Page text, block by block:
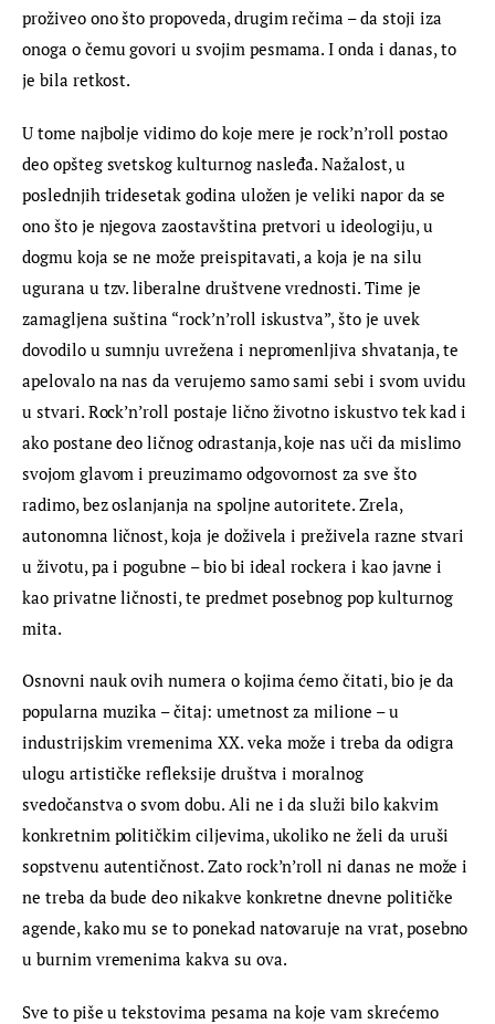
proživeo ono što propoveda, drugim rečima – da stoji iza
onoga o čemu govori u svojim pesmama. I onda i danas, to
je bila retkost.
U tome najbolje vidimo do koje mere je rock’n’roll postao
deo opšteg svetskog kulturnog nasleđa. Nažalost, u
poslednjih tridesetak godina uložen je veliki napor da se
ono što je njegova zaostavština pretvori u ideologiju, u
dogmu koja se ne može preispitavati, a koja je na silu
ugurana u tzv. liberalne društvene vrednosti. Time je
zamagljena suština “rock’n’roll iskustva”, što je uvek
dovodilo u sumnju uvrežena i nepromenljiva shvatanja, te
apelovalo na nas da verujemo samo sami sebi i svom uvidu
u stvari. Rock’n’roll postaje lično životno iskustvo tek kad i
ako postane deo ličnog odrastanja, koje nas uči da mislimo
svojom glavom i preuzimamo odgovornost za sve što
radimo, bez oslanjanja na spoljne autoritete. Zrela,
autonomna ličnost, koja je doživela i preživela razne stvari
u životu, pa i pogubne – bio bi ideal rockera i kao javne i
kao privatne ličnosti, te predmet posebnog pop kulturnog
mita.
Osnovni nauk ovih numera o kojima ćemo čitati, bio je da
popularna muzika – čitaj: umetnost za milione – u
industrijskim vremenima XX. veka može i treba da odigra
ulogu artističke refleksije društva i moralnog
svedočanstva o svom dobu. Ali ne i da služi bilo kakvim
konkretnim političkim ciljevima, ukoliko ne želi da uruši
sopstvenu autentičnost. Zato rock’n’roll ni danas ne može i
ne treba da bude deo nikakve konkretne dnevne političke
agende, kako mu se to ponekad natovaruje na vrat, posebno
u burnim vremenima kakva su ova.
Sve to piše u tekstovima pesama na koje vam skrećemo